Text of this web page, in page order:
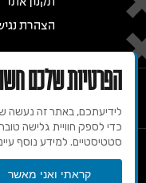
תקנון אתר
הצהרת
הפרטיות שלכם
כדי לספק חוויית גלישה
סטטיסטיים. למידע נוסף
קראתי ואני מאשר